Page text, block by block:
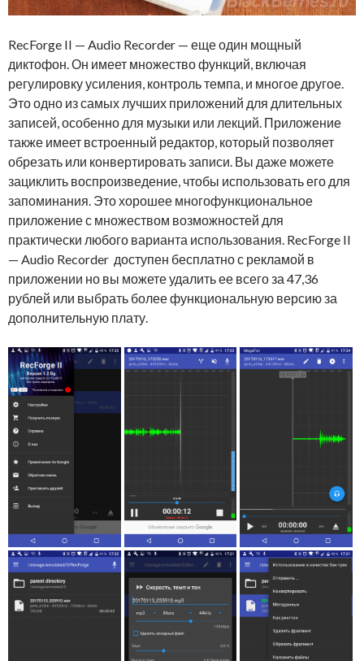
RecForge II — Audio Recorder — еще один мощный
диктофон. Он имеет множество функций, включая
регулировку усиления, контроль темпа, и многое другое.
Это одно из самых лучших приложений для длительных
записей, особенно для музыки или лекций. Приложение
также имеет встроенный редактор, который позволяет
обрезать или конвертировать записи. Вы даже можете
зациклить воспроизведение, чтобы использовать его для
запоминания. Это хорошее многофункциональное
приложение с множеством возможностей для
практически любого варианта использования. RecForge II
— Audio Recorder доступен бесплатно с рекламой в
приложении но вы можете удалить ее всего за 47,36
рублей или выбрать более функциональную версию за
дополнительную плату.